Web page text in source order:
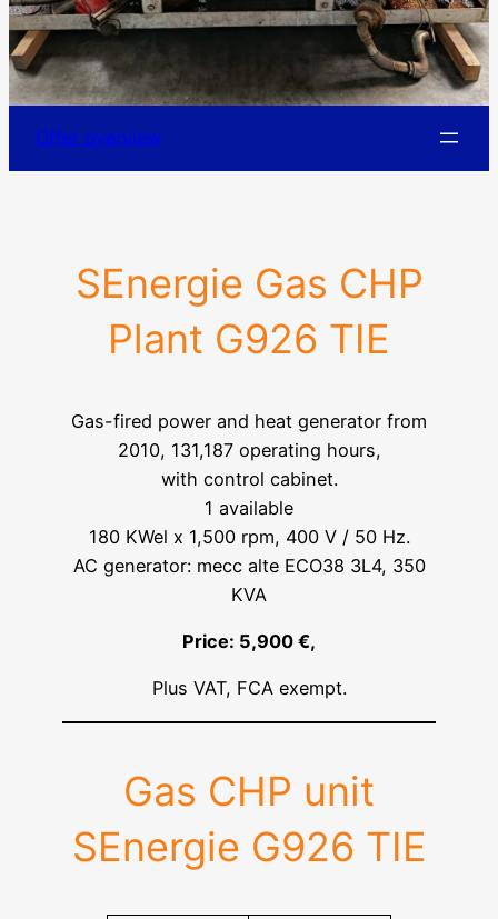
Offer overview
SEnergie Gas CHP
Plant G926 TIE
Gas-fired power and heat generator from
2010, 131,187 operating hours,
with control cabinet.
1 available
180 KWel x 1,500 rpm, 400 V / 50 Hz.
AC generator: mecc alte ECO38 3L4, 350
KVA
Price: 5,900 €,
Plus VAT, FCA exempt.
Gas CHP unit
SEnergie G926 TIE